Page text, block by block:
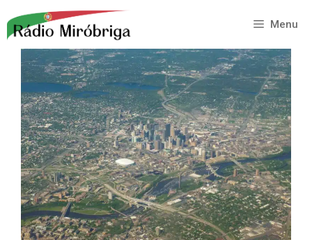
para
conteúdo
Menu